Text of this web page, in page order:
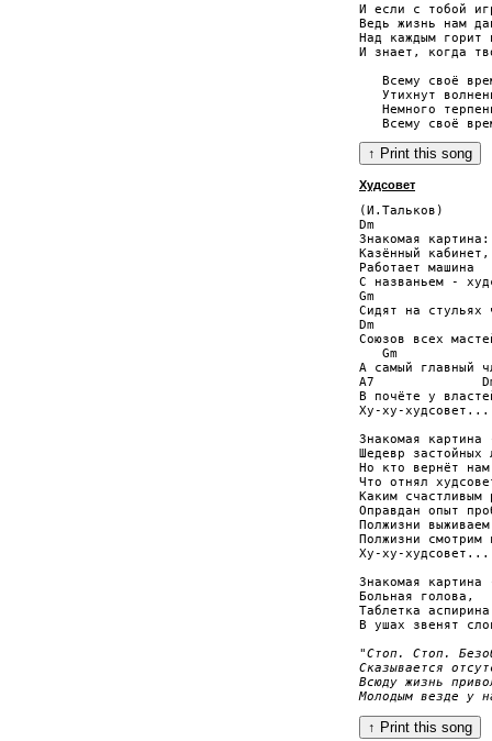
И если с тобой
Ведь жизнь нам
Над каждым горит
И знает, когда
Всему своё
Утихнут
Немного
Худсовет
(И.Тальков)
Dm
Знакомая картина:
Казённый кабинет,
Работает машина
С названьем -
Gm
Сидят на стульях
Dm
Союзов всех
Gm
А самый главный
A7
В почёте у
Ху-ху-худсовет...
Знакомая картина
Шедевр
Но кто вернёт
Что отнял
Каким счастливым
Оправдан опыт
Полжизни
Полжизни
Ху-ху-худсовет...
Знакомая картина
Больная голова,
Таблетка аспирина
В ушах звенят
"Стоп. Стоп.
Сказывается
Всюду жизнь
Молодым везде у